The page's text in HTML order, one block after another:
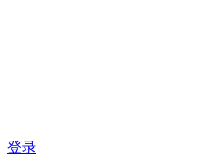
登录